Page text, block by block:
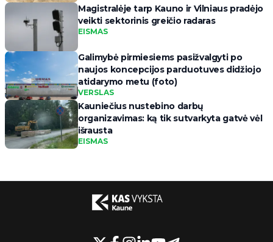
Magistralėje tarp Kauno ir Vilniaus pradėjo
veikti sektorinis greičio radaras
EISMAS
Galimybė pirmiesiems pasižvalgyti po
naujos koncepcijos parduotuves didžiojo
atidarymo metu (foto)
VERSLAS
Kauniečius nustebino darbų
organizavimas: ką tik sutvarkyta gatvė vėl
išrausta
EISMAS